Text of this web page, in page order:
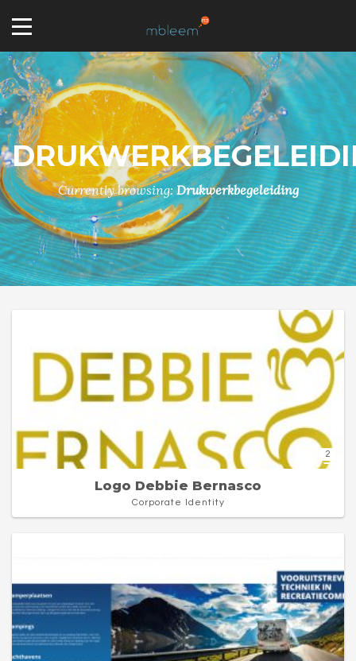
Currently browsing:Drukwerkbegeleiding
2
Logo Debbie Bernasco
Corporate Identity